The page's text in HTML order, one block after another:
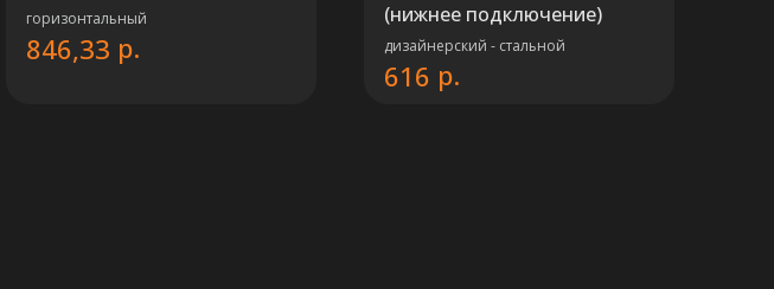
горизонтальный
846,33 р.
(нижнее подключение)
дизайнерский - стальной
616 р.